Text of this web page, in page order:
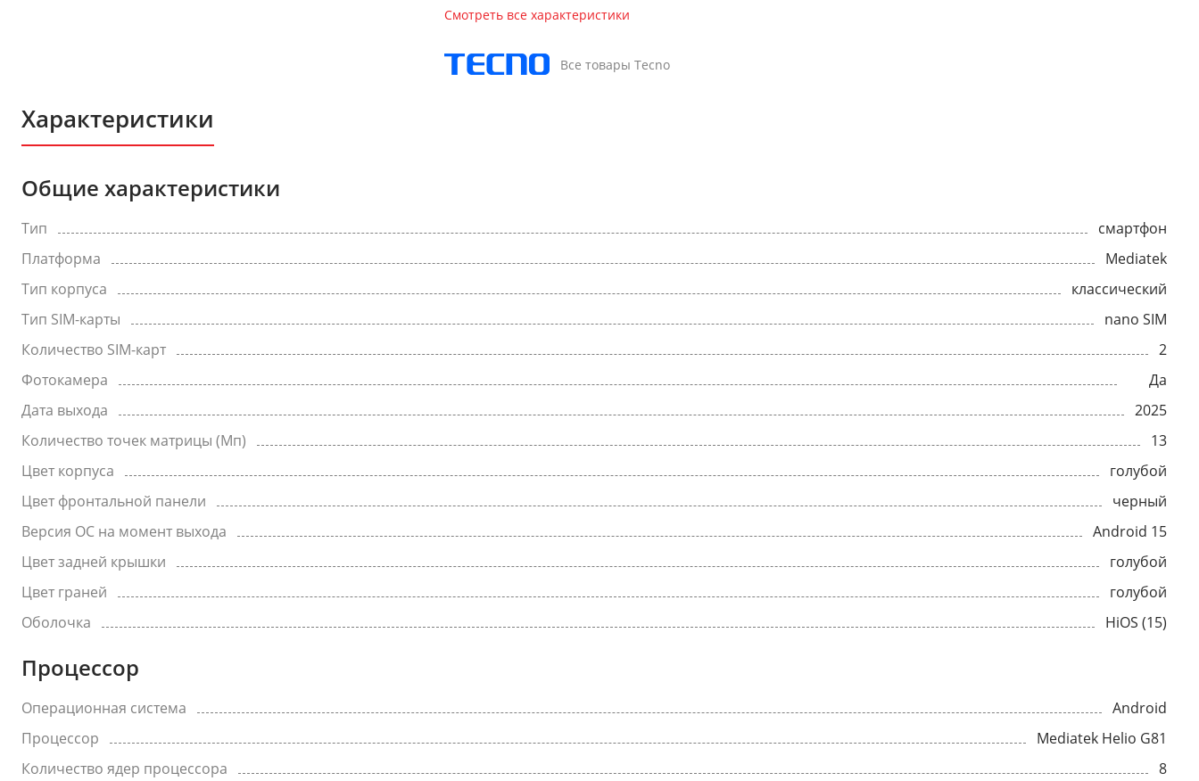
Смотреть все характеристики
Все товары Tecno
Характеристики
Общие характеристики
Тип
смартфон
Платформа
Mediatek
Тип корпуса
классический
Тип SIM-карты
nano SIM
Количество SIM-карт
2
Фотокамера
Да
Дата выхода
2025
Количество точек матрицы (Мп)
13
Цвет корпуса
голубой
Цвет фронтальной панели
черный
Версия ОС на момент выхода
Android 15
Цвет задней крышки
голубой
Цвет граней
голубой
Оболочка
HiOS (15)
Процессор
Операционная система
Android
Процессор
Mediatek Helio G81
Количество ядер процессора
8